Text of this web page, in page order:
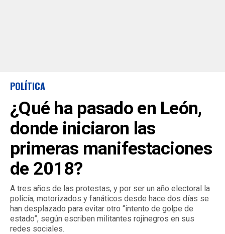
POLÍTICA
¿Qué ha pasado en León,
donde iniciaron las
primeras manifestaciones
de 2018?
A tres años de las protestas, y por ser un año electoral la
policía, motorizados y fanáticos desde hace dos días se
han desplazado para evitar otro “intento de golpe de
estado”, según escriben militantes rojinegros en sus
redes sociales.